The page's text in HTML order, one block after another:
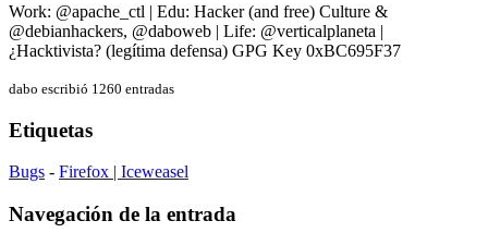
Work: @apache_ctl | Edu: Hacker (and free) Culture &
@debianhackers, @daboweb | Life: @verticalplaneta |
¿Hacktivista? (legítima defensa) GPG Key 0xBC695F37
dabo escribió 1260 entradas
Etiquetas
Bugs - Firefox | Iceweasel
Navegación de la entrada